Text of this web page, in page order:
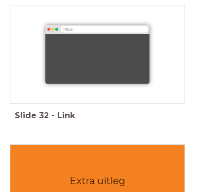
https:
Slide 32 - Link
Extra uitleg